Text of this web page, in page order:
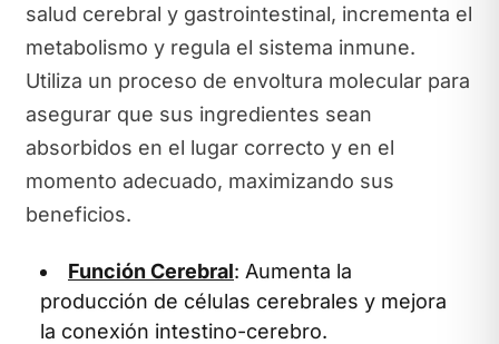
salud cerebral y gastrointestinal, incrementa el
metabolismo y regula el sistema inmune.
Utiliza un proceso de envoltura molecular para
asegurar que sus ingredientes sean
absorbidos en el lugar correcto y en el
momento adecuado, maximizando sus
beneficios.
Función Cerebral: Aumenta la
producción de células cerebrales y mejora
la conexión intestino-cerebro.